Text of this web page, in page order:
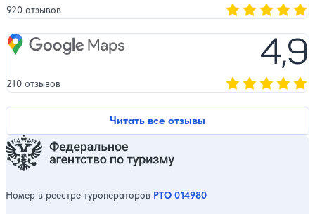
Читать все отзывы
920 отзывов
Google Maps 4,9
210 отзывов
Номер в реестре туроператоров РТО 014980